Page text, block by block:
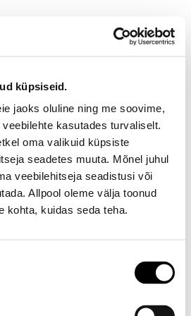
küpsiseid.
jaoks oluline ning me soovime,
kasutades turvaliselt.
oma valikuid küpsiste
seadetes muuta. Mõnel juhul
veebilehitseja seadistusi või
Allpool oleme välja toonud
kohta, kuidas seda teha.
viga!
varsti uuesti
E-R 9-17 6673334